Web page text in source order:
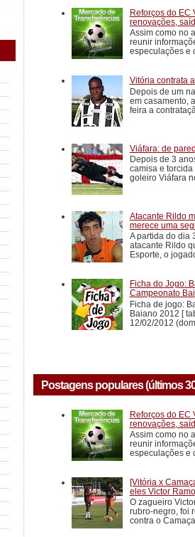
Reforços do EC
renovações,
Assim como no
reunir
especulações e
Vitória contrata
Depois de um
em casamento,
feira a
Viáfara: de
Depois de 3
camisa e
goleiro Viáfara
Atacante Rildo
merece uma
A partida do dia
atacante Rildo
Esporte, o
Ficha do Jogo:
Campeonato
Ficha de jogo:
Baiano 2012 [
12/02/2012
Postagens populares (últimos
Reforços do EC
renovações,
Assim como no
reunir
especulações e
[Vitória x
eles Victor
O zagueiro
rubro-negro, foi
contra o